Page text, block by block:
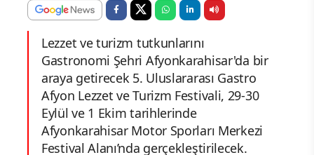
Lezzet ve turizm tutkunlarını
Gastronomi Şehri Afyonkarahisar'da bir
araya getirecek 5. Uluslararası Gastro
Afyon Lezzet ve Turizm Festivali, 29-30
Eylül ve 1 Ekim tarihlerinde
Afyonkarahisar Motor Sporları Merkezi
Festival Alanı’nda gerçekleştirilecek.